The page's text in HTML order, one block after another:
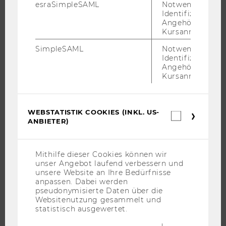
BACHELOR
EXECUTIVE EDUCATION
ANGEBOTE FÜR SCHULEN UND STUDIENINTERESSIERTE
STUDENT CLUBS
FORSCHUNG
FORSCHUNGSPORTAL
FORSCHENDE
esraSimpleSAML
Notwendig zur
Identifizierung
Angehörige/r für
Kursanmeldung.
SimpleSAML
Notwendig zur
Identifizierung
Angehörige/r für
Kursanmeldung.
WEBSTATISTIK COOKIES (INKL. US-
ANBIETER)
Mithilfe dieser Cookies können wir
unser Angebot laufend verbessern und
unsere Website an Ihre Bedürfnisse
anpassen. Dabei werden
pseudonymisierte Daten über die
Websitenutzung gesammelt und
statistisch ausgewertet.